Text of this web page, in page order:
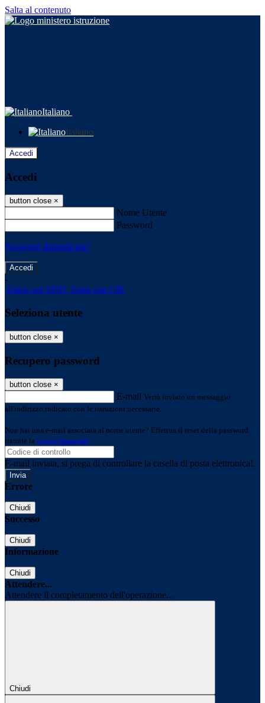
Salta al contenuto
Italiano
Italiano
Accedi
Accedi
button close ×
Nome Utente
Password
Password dimenticata?
-
Entra con SPID Entra con CIE
Seleziona utente
button close ×
Recupero password
button close ×
E-mail Verrà inviato un messaggio
all'indirizzo indicato con le istruzioni necessarie.
Non hai una e-mail associata al nome utente? Effettua il reset della password
tramite la Login Spaggiari
E-mail inviata, si prega di controllare la casella di posta elettronica!
Errore
Chiudi
Successo
Chiudi
Informazione
Chiudi
Attendere...
Attendere il completamento dell'operazione...
Chiudi